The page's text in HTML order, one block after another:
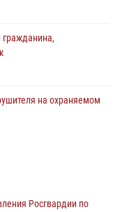
на охраняемом
Росгвардии по